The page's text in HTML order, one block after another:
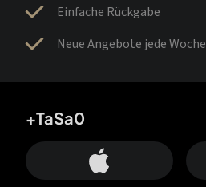
Einfache Rückgabe
Neue Angebote jede Woche
+TaSa0